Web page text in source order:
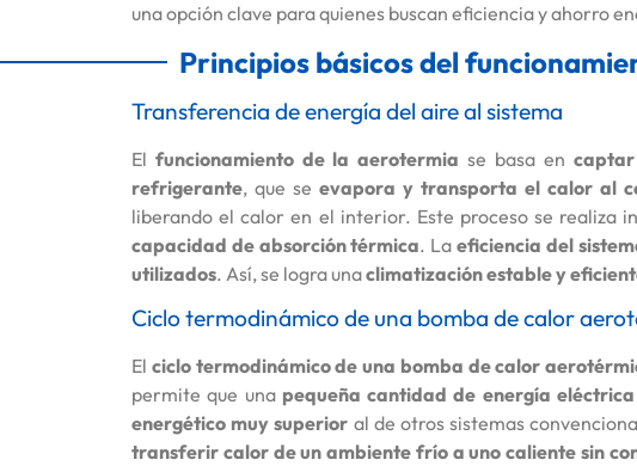
una opción clave para quienes buscan eficiencia y ahorro
Principios básicos del
Transferencia de energía del aire al sistema
El funcionamiento de la aerotermia se basa en
refrigerante, que se evapora y transporta el calor al
liberando el calor en el interior. Este proceso se realiza
capacidad de absorción térmica. La eficiencia del
utilizados. Así, se logra unaclimatización estable y
Ciclo termodinámico de una bomba de calor
El ciclo termodinámico de una bomba de calor
permite que una pequeña cantidad de energía eléctrica
energético muy superior al de otros sistemas
transferir calor de un ambiente frío a uno caliente sin